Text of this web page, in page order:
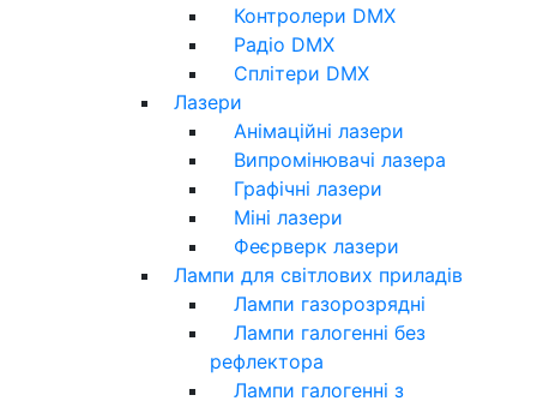
Контролери DMX
Радіо DMX
Сплітери DMX
Лазери
Анімаційні лазери
Випромінювачі лазера
Графічні лазери
Міні лазери
Феєрверк лазери
Лампи для світлових приладів
Лампи газорозрядні
Лампи галогенні без
рефлектора
Лампи галогенні з